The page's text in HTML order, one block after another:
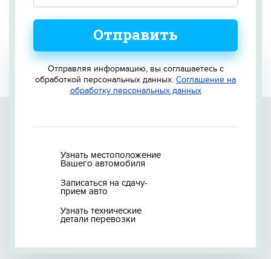
Отправить
Отправляя информацию, вы соглашаетесь с
обработкой персональных данных. Соглашение на
обработку персональных данных
Узнать местоположение
Вашего автомобиля
Записаться на сдачу-
прием авто
Узнать технические
детали перевозки